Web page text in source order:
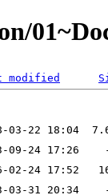
modified